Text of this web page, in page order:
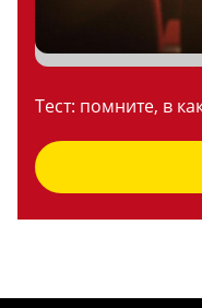
Тест: помните, в